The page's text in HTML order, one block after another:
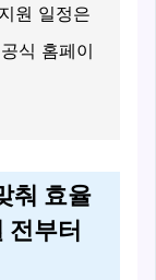
원 일정은
식 홈페이
춰 효율
전부터